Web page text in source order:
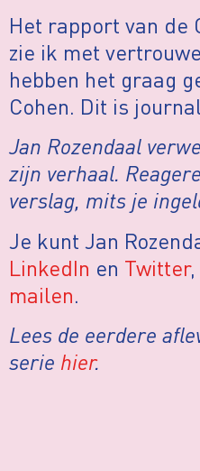
Het rapport van de
zie ik met
hebben het graag
Cohen. Dit is
Jan Rozendaal
zijn verhaal.
verslag, mits je
Je kunt Jan
LinkedIn en Twitter
mailen.
Lees de eerdere
serie hier.